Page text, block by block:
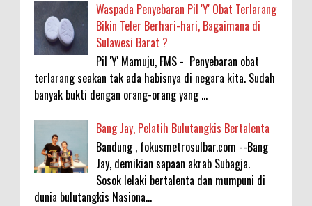
Waspada Penyebaran Pil 'Y' Obat Terlarang
Bikin Teler Berhari-hari, Bagaimana di
Sulawesi Barat ?
Pil 'Y' Mamuju, FMS - Penyebaran obat
terlarang seakan tak ada habisnya di negara kita. Sudah
banyak bukti dengan orang-orang yang ...
Bang Jay, Pelatih Bulutangkis Bertalenta
Bandung , fokusmetrosulbar.com --Bang
Jay, demikian sapaan akrab Subagja.
Sosok lelaki bertalenta dan mumpuni di
dunia bulutangkis Nasiona...